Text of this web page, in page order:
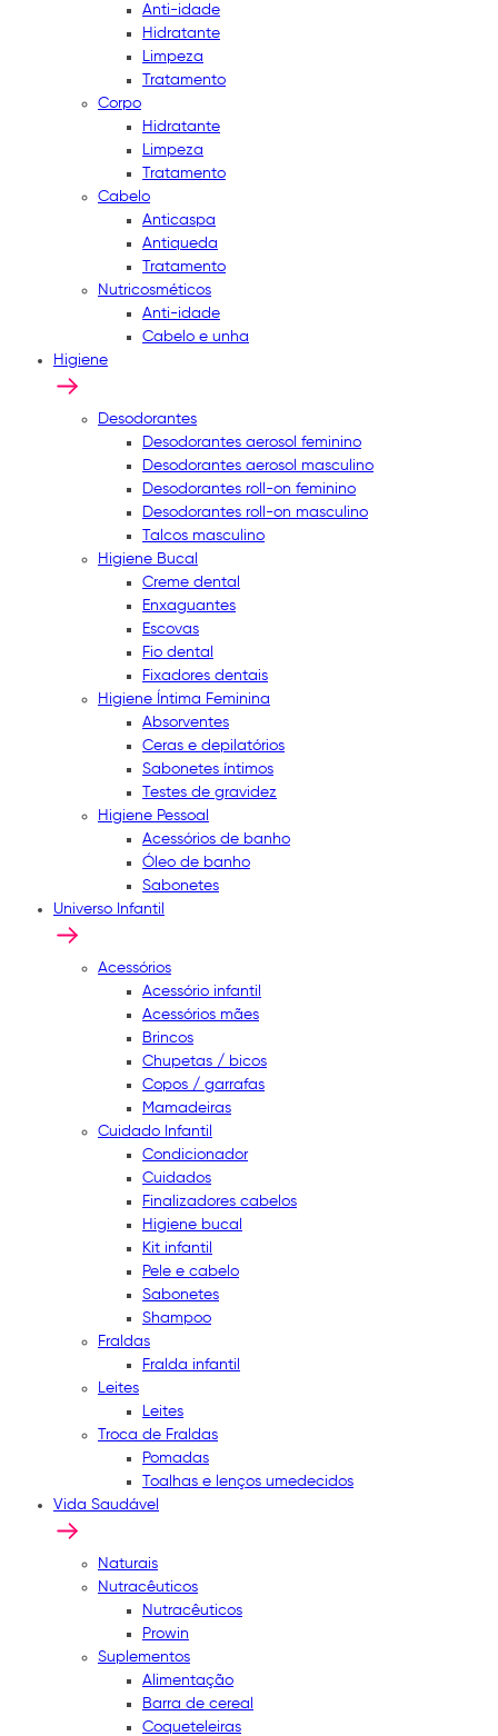
Anti-idade
Hidratante
Limpeza
Tratamento
Corpo
Hidratante
Limpeza
Tratamento
Cabelo
Anticaspa
Antiqueda
Tratamento
Nutricosméticos
Anti-idade
Cabelo e unha
Higiene
Desodorantes
Desodorantes aerosol feminino
Desodorantes aerosol masculino
Desodorantes roll-on feminino
Desodorantes roll-on masculino
Talcos masculino
Higiene Bucal
Creme dental
Enxaguantes
Escovas
Fio dental
Fixadores dentais
Higiene Íntima Feminina
Absorventes
Ceras e depilatórios
Sabonetes íntimos
Testes de gravidez
Higiene Pessoal
Acessórios de banho
Óleo de banho
Sabonetes
Universo Infantil
Acessórios
Acessório infantil
Acessórios mães
Brincos
Chupetas / bicos
Copos / garrafas
Mamadeiras
Cuidado Infantil
Condicionador
Cuidados
Finalizadores cabelos
Higiene bucal
Kit infantil
Pele e cabelo
Sabonetes
Shampoo
Fraldas
Fralda infantil
Leites
Leites
Troca de Fraldas
Pomadas
Toalhas e lenços umedecidos
Vida Saudável
Naturais
Nutracêuticos
Nutracêuticos
Prowin
Suplementos
Alimentação
Barra de cereal
Coqueteleiras